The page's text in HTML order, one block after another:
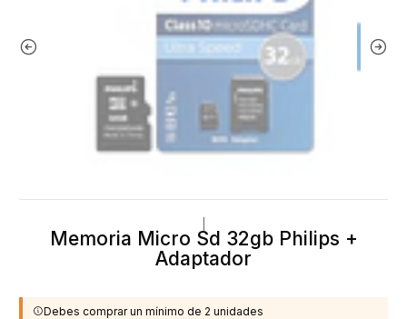
Memoria Micro Sd 32gb Philips +
Adaptador
Debes comprar un mínimo de 2 unidades